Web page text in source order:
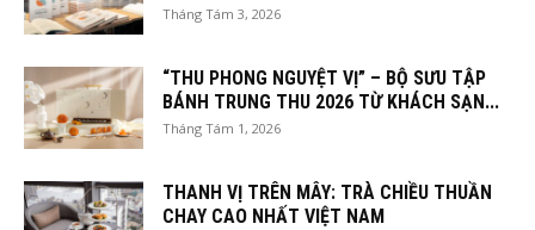
Tháng Tám 3, 2026
“THU PHONG NGUYỆT VỊ” – BỘ SƯU TẬP
BÁNH TRUNG THU 2026 TỪ KHÁCH SẠN...
Tháng Tám 1, 2026
THANH VỊ TRÊN MÂY: TRÀ CHIỀU THUẦN
CHAY CAO NHẤT VIỆT NAM